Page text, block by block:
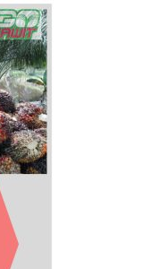
– Utama